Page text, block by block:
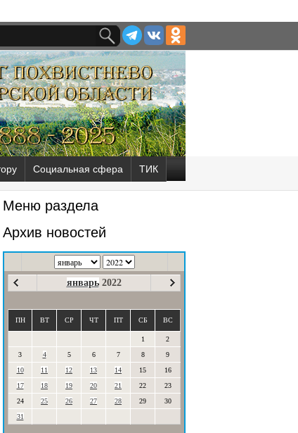
Социальная сфера ТИК
Меню раздела
Архив новостей
январь 2022
ПН ВТ СР ЧТ ПТ СБ ВС
1
2
3
4 5 6 7 8
9
10
11 12 13 14 15
16
17
18 19 20 21 22
23
24
25 26 27 28 29
30
31